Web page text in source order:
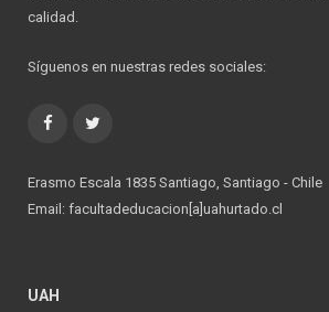
calidad.
Síguenos en nuestras redes sociales:
Facebook
Erasmo Escala 1835 Santiago, Santiago - Chile
Email: facultadeducacion[a]uahurtado.cl
UAH